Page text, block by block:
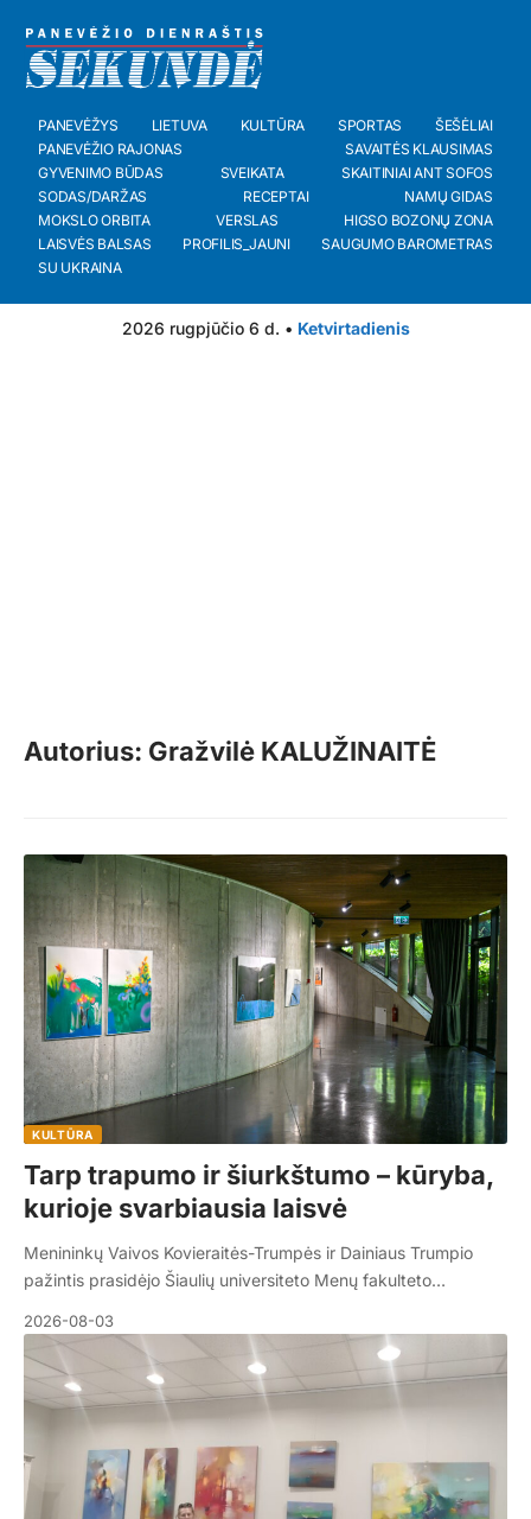
PANEVĖŽYS LIETUVA KULTŪRA SPORTAS
ŠEŠĖLIAI
PANEVĖŽIO RAJONAS
SAVAITĖS KLAUSIMAS
GYVENIMO BŪDAS
SVEIKATA
SKAITINIAI ANT SOFOS
SODAS/DARŽAS
RECEPTAI
NAMŲ GIDAS
MOKSLO ORBITA
VERSLAS
HIGSO BOZONŲ ZONA
LAISVĖS BALSAS
PROFILIS_JAUNI
SAUGUMO BAROMETRAS
SU UKRAINA
2026 rugpjūčio 6 d. • Ketvirtadienis
Autorius: Gražvilė KALUŽINAITĖ
KULTŪRA
Tarp trapumo ir šiurkštumo – kūryba,
kurioje svarbiausia laisvė
Menininkų Vaivos Kovieraitės-Trumpės ir Dainiaus Trumpio
pažintis prasidėjo Šiaulių universiteto Menų fakulteto…
2026-08-03